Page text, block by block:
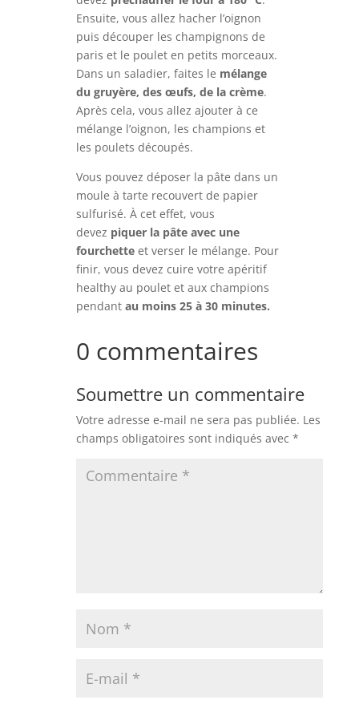
Ensuite, vous allez hacher l’oignon
puis découper les champignons de
paris et le poulet en petits morceaux.
Dans un saladier, faites le mélange
du gruyère, des œufs, de la crème.
Après cela, vous allez ajouter à ce
mélange l’oignon, les champions et
les poulets découpés.
Vous pouvez déposer la pâte dans un
moule à tarte recouvert de papier
sulfurisé. À cet effet, vous
devez piquer la pâte avec une
fourchetteet verser le mélange. Pour
finir, vous devez cuire votre apéritif
healthy au poulet et aux champions
pendant au moins 25 à 30 minutes.
0 commentaires
Soumettre un commentaire
Votre adresse e-mail ne sera pas publiée. Les
champs obligatoires sont indiqués avec *